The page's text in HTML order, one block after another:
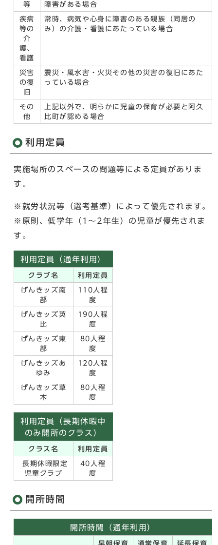
等
障害がある場合
疾病
等の
介
護、
看護
常時、病気や心身に障害のある親族（同居の
み）の介護・看護にあたっている場合
災害
の復
旧
震災・風水害・火災その他の災害の復旧にあた
っている場合
その
他
上記以外で、明らかに児童の保育が必要と阿久
比町が認める場合
利用定員
実施場所のスペースの問題等による定員がありま
す。
※就労状況等（選考基準）によって優先されます。
※原則、低学年（1～2年生）の児童が優先されま
す。
利用定員（通年利用）
クラブ名 利用定員
げんきッズ南
部
110人程
度
げんきッズ英
比
190人程
度
げんきッズ東
部
80人程
度
げんきッズあ
ゆみ
120人程
度
げんきッズ草
木
80人程
度
利用定員（長期休暇中
のみ開所のクラス）
クラス名 利用定員
長期休暇限定
児童クラブ
40人程
度
開所時間
開所時間（通年利用）
早朝保育 通常保育 延長保育